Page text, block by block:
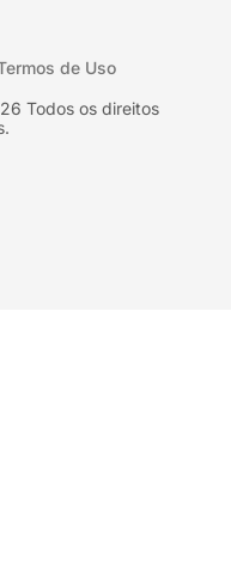
Todos os direitos
de Uso